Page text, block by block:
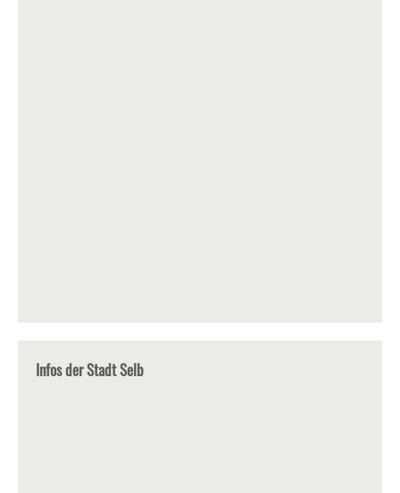
Infos der Stadt Selb